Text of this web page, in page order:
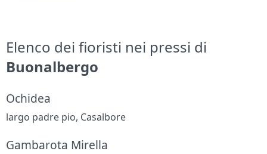
Elenco dei fioristi nei pressi di
Buonalbergo
Ochidea
largo padre pio, Casalbore
Gambarota Mirella